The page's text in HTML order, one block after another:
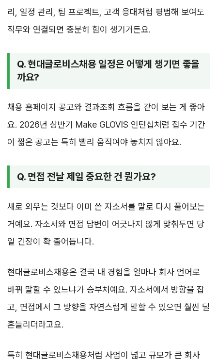
리, 일정 관리, 팀 프로젝트, 고객 응대처럼 평범해 보여도
직무와 연결되면 충분히 힘이 생기거든요.
Q. 현대글로비스채용 일정은 어떻게 챙기면 좋을
까요?
채용 홈페이지 공고와 결과조회 흐름을 같이 보는 게 좋아
요. 2026년 상반기 Make GLOVIS 인턴십처럼 접수 기간
이 짧은 공고는 특히 빨리 움직여야 놓치지 않아요.
Q. 면접 전날 제일 중요한 건 뭔가요?
새로 외우는 것보다 이미 쓴 자소서를 말로 다시 풀어보는
거예요. 자소서와 면접 답변이 어긋나지 않게 맞춰두면 당
일 긴장이 확 줄어듭니다.
현대글로비스채용은 결국 내 경험을 얼마나 회사 언어로
바꿔 말할 수 있느냐가 승부처예요. 자소서에서 방향을 잡
고, 면접에서 그 방향을 자연스럽게 말할 수 있으면 훨씬 덜
흔들리더라고요.
특히 현대글로비스채용처럼 사업이 넓고 규모가 큰 회사